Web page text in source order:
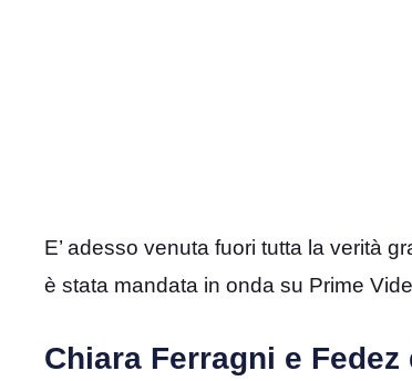
E’ adesso venuta fuori tutta la verità
è stata mandata in onda su Prime
Chiara Ferragni e